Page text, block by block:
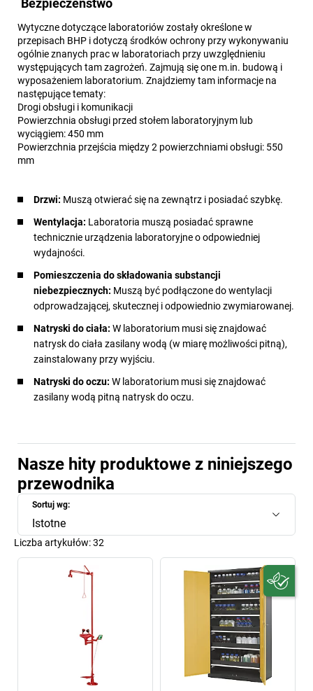
Bezpieczeństwo
Wytyczne dotyczące laboratoriów zostały określone w
przepisach BHP i dotyczą środków ochrony przy wykonywaniu
ogólnie znanych prac w laboratoriach przy uwzględnieniu
występujących tam zagrożeń. Zajmują się one m.in. budową i
wyposażeniem laboratorium. Znajdziemy tam informacje na
następujące tematy:
Drogi obsługi i komunikacji
Powierzchnia obsługi przed stołem laboratoryjnym lub
wyciągiem: 450 mm
Powierzchnia przejścia między 2 powierzchniami obsługi: 550
mm
Drzwi: Muszą otwierać się na zewnątrz i posiadać szybkę.
Wentylacja: Laboratoria muszą posiadać sprawne
technicznie urządzenia laboratoryjne o odpowiedniej
wydajności.
Pomieszczenia do składowania substancji
niebezpiecznych: Muszą być podłączone do wentylacji
odprowadzającej, skutecznej i odpowiednio zwymiarowanej.
Natryski do ciała: W laboratorium musi się znajdować
natrysk do ciała zasilany wodą (w miarę możliwości pitną),
zainstalowany przy wyjściu.
Natryski do oczu: W laboratorium musi się znajdować
zasilany wodą pitną natrysk do oczu.
Nasze hity produktowe z niniejszego
przewodnika
Sortuj wg:
Istotne
Liczba artykułów:32